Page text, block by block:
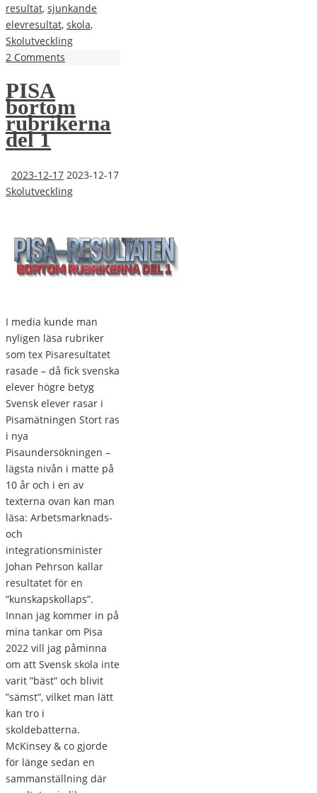
resultat, sjunkande
elevresultat, skola,
Skolutveckling
2 Comments
PISA
bortom
rubrikerna
del 1
2023-12-17 2023-12-17
Skolutveckling
I media kunde man
nyligen läsa rubriker
som tex Pisaresultatet
rasade – då fick svenska
elever högre betyg
Svensk elever rasar i
Pisamätningen Stort ras
i nya
Pisaundersökningen –
lägsta nivån i matte på
10 år och i en av
texterna ovan kan man
läsa: Arbetsmarknads-
och
integrationsminister
Johan Pehrson kallar
resultatet för en
”kunskapskollaps”.
Innan jag kommer in på
mina tankar om Pisa
2022 vill jag påminna
om att Svensk skola inte
varit ”bäst” och blivit
”sämst”, vilket man lätt
kan tro i
skoldebatterna.
McKinsey & co gjorde
för länge sedan en
sammanställning där